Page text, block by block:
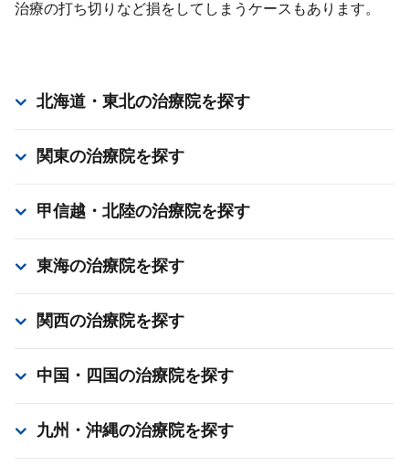
治療の打ち切りなど損をしてしまうケースもあります。
北海道・東北の治療院を探す
関東の治療院を探す
甲信越・北陸の治療院を探す
東海の治療院を探す
関西の治療院を探す
中国・四国の治療院を探す
九州・沖縄の治療院を探す